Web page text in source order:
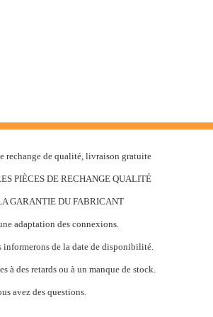
rechange de qualité, livraison gratuite
PIÈCES DE RECHANGE QUALITÉ
GARANTIE DU FABRICANT
adaptation des connexions.
de la date de disponibilité.
à des retards ou à un manque de stock.
avez des questions.